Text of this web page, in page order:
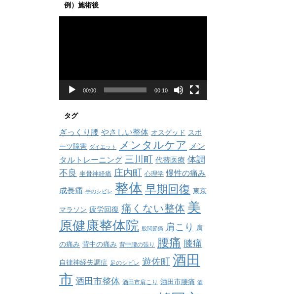
例）施術後
00:00 00:10
タグ
ぎっくり腰 やさしい整体 オスグッド スポ
ーツ障害 ダイエット メンタルケア メン
タルトレーニング 三川町 代替医療 体調
不良 坐骨神経痛 庄内町 心理学 慢性の痛み
成長痛 手のシビレ 整体 早期回復 東京
マラソン 疲労回復 痛くない整体 美
原健康整体院 股関節痛 肩こり 肩
の痛み 背中の痛み 背中腰の張り 腰痛 膝痛
自律神経失調症 足のシビレ 遊佐町 酒田
市 酒田市整体 酒田市肩こり 酒田市腰痛 酒